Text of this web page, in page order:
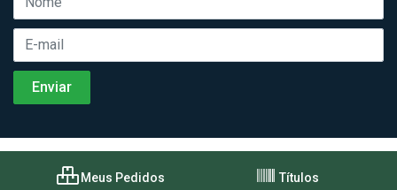
Meus Pedidos Títulos